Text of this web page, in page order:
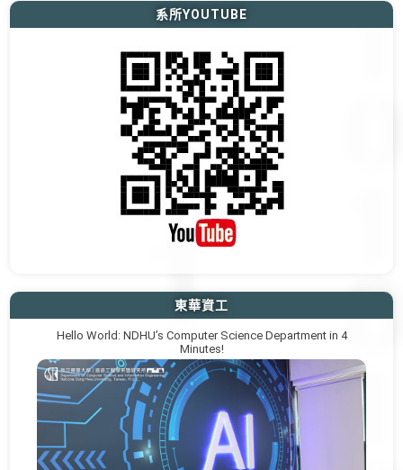
系所YOUTUBE
東華資工
Hello World: NDHU’s Computer Science Department in 4
Minutes!